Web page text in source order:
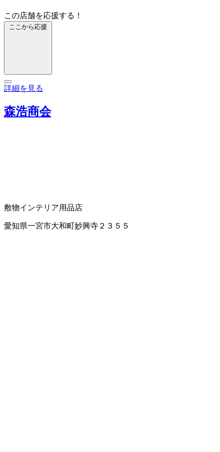
この店舗を応援する！
ここから応援
詳細を見る
森浩商会
敷物インテリア用品店
愛知県一宮市大和町妙興寺２３５５